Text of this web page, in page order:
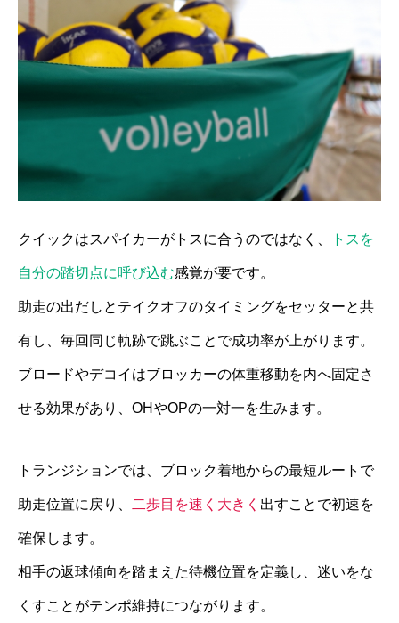
クイックはスパイカーがトスに合うのではなく、 トスを
自分の踏切点に呼び込む感覚が要です。
助走の出だしとテイクオフのタイミングをセッターと共
有し、毎回同じ軌跡で跳ぶことで成功率が上がります。
ブロードやデコイはブロッカーの体重移動を内へ固定さ
せる効果があり、OHやOPの一対一を生みます。
トランジションでは、ブロック着地からの最短ルートで
助走位置に戻り、 二歩目を速く大きく 出すことで初速を
確保します。
相手の返球傾向を踏まえた待機位置を定義し、迷いをな
くすことがテンポ維持につながります。